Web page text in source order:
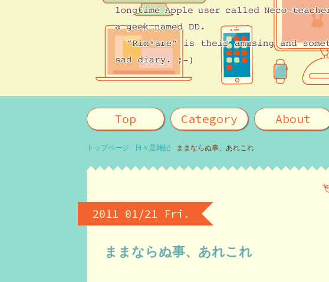
Top Category About
トップページ 日々是雑記 ままならぬ事、あれこれ
2011 01/21 Fri.
ままならぬ事、あれこれ